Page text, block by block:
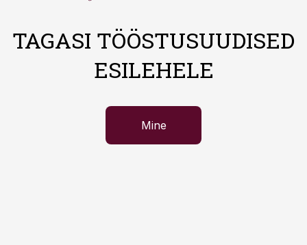
TAGASI TÖÖSTUSUUDISED
ESILEHELE
Mine